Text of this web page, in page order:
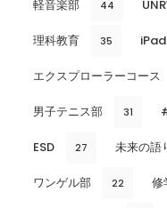
軽音楽部 44
理科教育 35 iPad
エクスプローラーコース
男子テニス部 31
ESD 27 未来の語
ワンゲル部 22 修